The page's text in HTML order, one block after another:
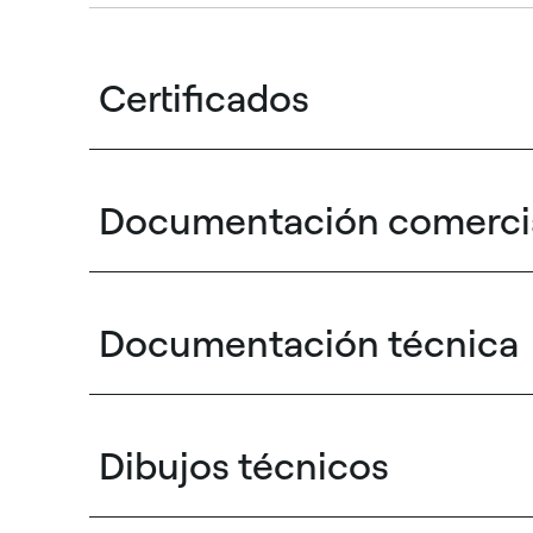
Certificados
Documentación
Documentación técnica
Dibujos técnicos